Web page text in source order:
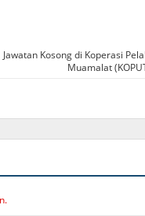
Jawatan Kosong di Koperasi
Muamalat